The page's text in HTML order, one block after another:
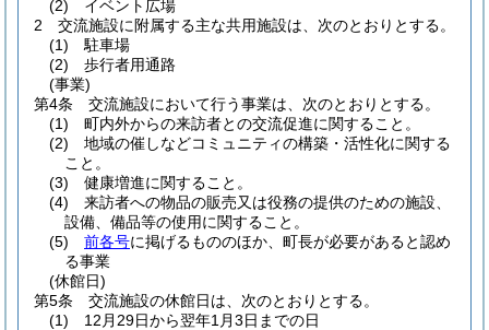
(2)
イベント広場
2
交流施設に附属する主な共用施設は、次のとおりとする。
(1)
駐車場
(2)
歩行者用通路
(事業)
第4条
交流施設において行う事業は、次のとおりとする。
(1)
町内外からの来訪者との交流促進に関すること。
(2)
地域の催しなどコミュニティの構築・活性化に関する
こと。
(3)
健康増進に関すること。
(4)
来訪者への物品の販売又は役務の提供のための施設、
設備、備品等の使用に関すること。
(5)
前各号に掲げるもののほか、町長が必要があると認め
る事業
(休館日)
第5条
交流施設の休館日は、次のとおりとする。
(1)
12月29日から翌年1月3日までの日